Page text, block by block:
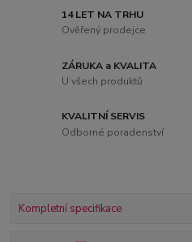
14 LET NA TRHU
Ověřený prodejce
ZÁRUKA a KVALITA
U všech produktů
KVALITNÍ SERVIS
Odborné poradenství
Kompletní specifikace